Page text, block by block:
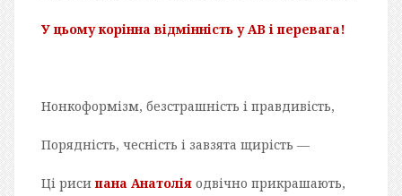
У цьому корінна відмінність у АВ і перевага!
Нонкоформізм, безстрашність і правдивість,
Порядність, чесність і завзята щирість —
Ці рисипана Анатолія одвічно прикрашають,